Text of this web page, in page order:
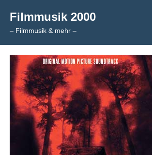
Inhalt
springen
Filmmusik 2000
– Filmmusik & mehr –